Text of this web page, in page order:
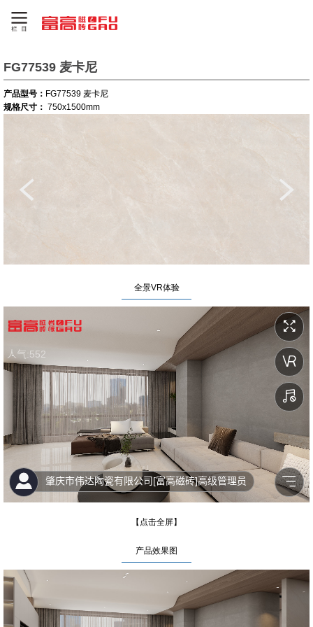
FG77539 麦卡尼
产品型号： FG77539 麦卡尼
规格尺寸： 750x1500mm
全景VR体验
【点击全屏】
产品效果图